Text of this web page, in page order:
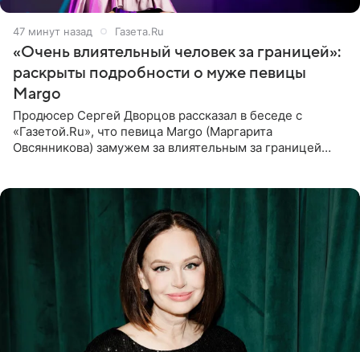
47 минут назад Газета.Ru
«Очень влиятельный человек за границей»:
раскрыты подробности о муже певицы
Margo
Продюсер Сергей Дворцов рассказал в беседе с
«Газетой.Ru», что певица Margo (Маргарита
Овсянникова) замужем за влиятельным за границей